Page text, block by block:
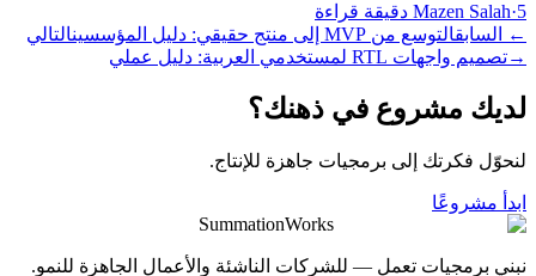
Mazen Salah·5 دقيقة قراءة
←
السابقالتوسع من MVP إلى منتج حقيقي: دليل المؤسسين
التالي
→تصميم واجهات RTL لمستخدمي العربية: دليل عملي
لديك مشروع في ذهنك؟
لنحوّل فكرتك إلى برمجيات جاهزة للإنتاج.
ابدأ مشروعًا
SummationWorks
نبني برمجيات تعمل — للشركات الناشئة والأعمال الجاهزة للنمو.